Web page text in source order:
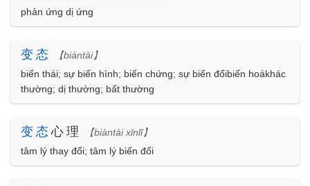
phản ứng dị ứng
变 态
【biàntài】
biến thái; sự biến hình; biến chứng; sự biến đổibiến hoákhác
thường; dị thường; bất thường
变 态心理
【biàntài xīnlǐ】
tâm lý thay đổi; tâm lý biến đổi